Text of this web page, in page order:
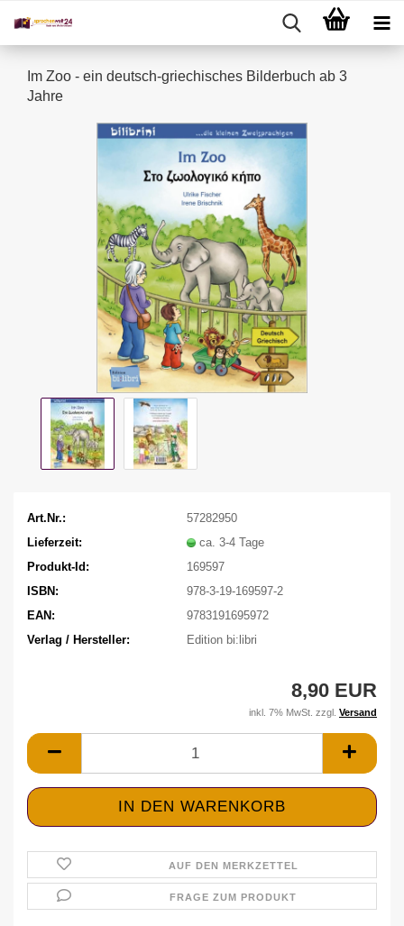
Im Zoo - ein deutsch-griechisches Bilderbuch ab 3
Jahre
Art.Nr.:
57282950
Lieferzeit:
ca. 3-4 Tage
Produkt-Id:
169597
ISBN:
978-3-19-169597-2
EAN:
9783191695972
Verlag / Hersteller:
Edition bi:libri
8,90 EUR
inkl. 7% MwSt. zzgl. Versand
AUF DEN MERKZETTEL
FRAGE ZUM PRODUKT